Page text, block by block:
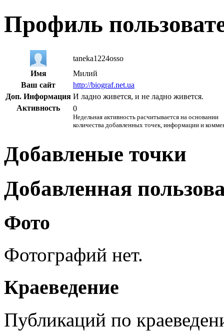
Профиль
taneka1224osso
Имя
Милий
Ваш сайт
http://biograf.net.ua
Доп. Информация И ладно живется, и не ладно живется.
Активность
0
Недельная активность расчитывается на основании
количества добавленных точек, информации и
Добавленые точки
Добавленная
Фото
Фотографий нет.
Краеведение
Публикаций по